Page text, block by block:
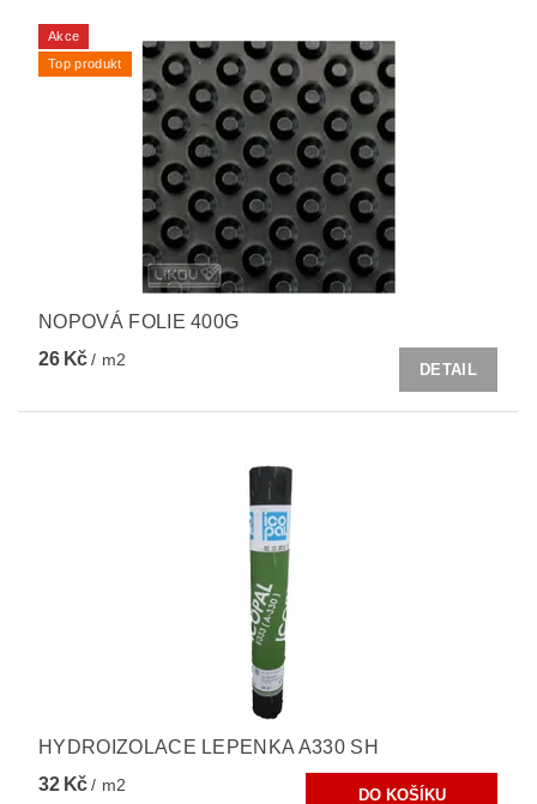
Akce
Top produkt
NOPOVÁ FOLIE 400G
26 Kč/ m2
DETAIL
HYDROIZOLACE LEPENKA A330 SH
32 Kč/ m2